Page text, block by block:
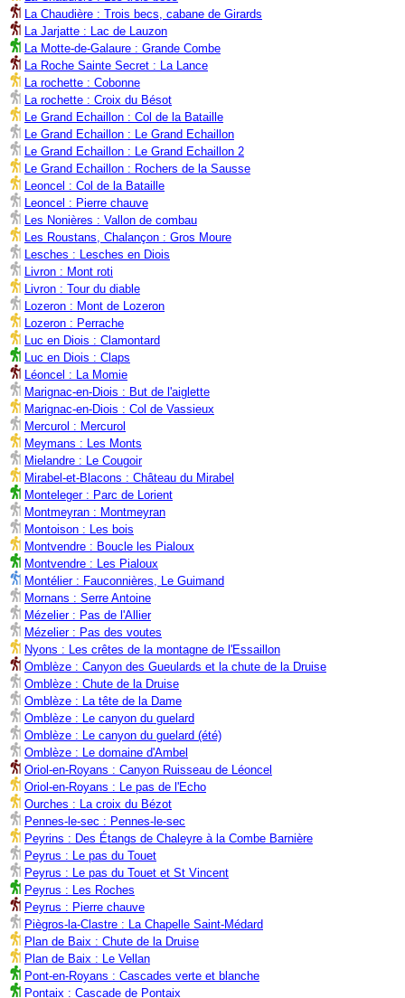
La Chaudière : Trois becs, cabane de Girards
La Jarjatte : Lac de Lauzon
La Motte-de-Galaure : Grande Combe
La Roche Sainte Secret : La Lance
La rochette : Cobonne
La rochette : Croix du Bésot
Le Grand Echaillon : Col de la Bataille
Le Grand Echaillon : Le Grand Echaillon
Le Grand Echaillon : Le Grand Echaillon 2
Le Grand Echaillon : Rochers de la Sausse
Leoncel : Col de la Bataille
Leoncel : Pierre chauve
Les Nonières : Vallon de combau
Les Roustans, Chalançon : Gros Moure
Lesches : Lesches en Diois
Livron : Mont roti
Livron : Tour du diable
Lozeron : Mont de Lozeron
Lozeron : Perrache
Luc en Diois : Clamontard
Luc en Diois : Claps
Léoncel : La Momie
Marignac-en-Diois : But de l'aiglette
Marignac-en-Diois : Col de Vassieux
Mercurol : Mercurol
Meymans : Les Monts
Mielandre : Le Cougoir
Mirabel-et-Blacons : Château du Mirabel
Monteleger : Parc de Lorient
Montmeyran : Montmeyran
Montoison : Les bois
Montvendre : Boucle les Pialoux
Montvendre : Les Pialoux
Montélier : Fauconnières, Le Guimand
Mornans : Serre Antoine
Mézelier : Pas de l'Allier
Mézelier : Pas des voutes
Nyons : Les crêtes de la montagne de l'Essaillon
Omblèze : Canyon des Gueulards et la chute de la Druise
Omblèze : Chute de la Druise
Omblèze : La tête de la Dame
Omblèze : Le canyon du guelard
Omblèze : Le canyon du guelard (été)
Omblèze : Le domaine d'Ambel
Oriol-en-Royans : Canyon Ruisseau de Léoncel
Oriol-en-Royans : Le pas de l'Echo
Ourches : La croix du Bézot
Pennes-le-sec : Pennes-le-sec
Peyrins : Des Étangs de Chaleyre à la Combe Barnière
Peyrus : Le pas du Touet
Peyrus : Le pas du Touet et St Vincent
Peyrus : Les Roches
Peyrus : Pierre chauve
Piègros-la-Clastre : La Chapelle Saint-Médard
Plan de Baix : Chute de la Druise
Plan de Baix : Le Vellan
Pont-en-Royans : Cascades verte et blanche
Pontaix : Cascade de Pontaix